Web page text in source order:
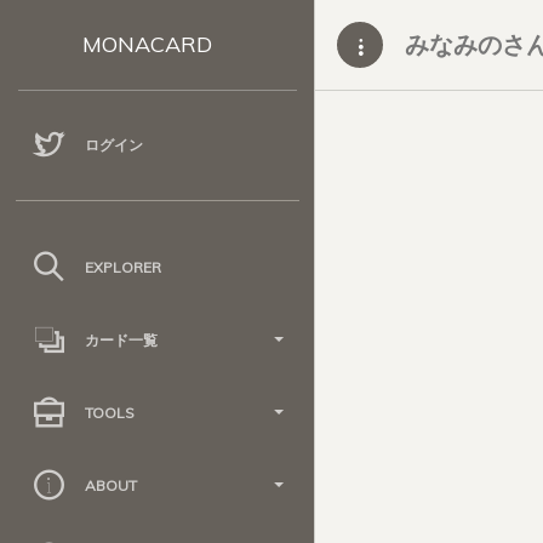
MONACARD
ログイン
EXPLORER
カード一覧
TOOLS
ABOUT
みなみのさ